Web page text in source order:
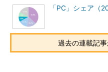
「PC」シェア（
過去の連載記